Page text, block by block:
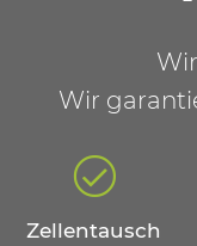
Wir
Zellentausch